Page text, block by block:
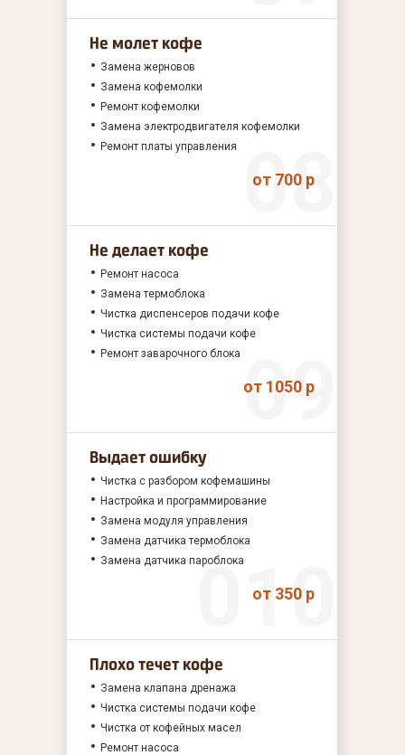
Не молет кофе
Замена жерновов
Замена кофемолки
Ремонт кофемолки
Замена электродвигателя кофемолки
Ремонт платы управления
от 700 р
Не делает кофе
Ремонт насоса
Замена термоблока
Чистка диспенсеров подачи кофе
Чистка системы подачи кофе
Ремонт заварочного блока
от 1050 р
Выдает ошибку
Чистка с разбором кофемашины
Настройка и программирование
Замена модуля управления
Замена датчика термоблока
Замена датчика пароблока
от 350 р
Плохо течет кофе
Замена клапана дренажа
Чистка системы подачи кофе
Чистка от кофейных масел
Ремонт насоса